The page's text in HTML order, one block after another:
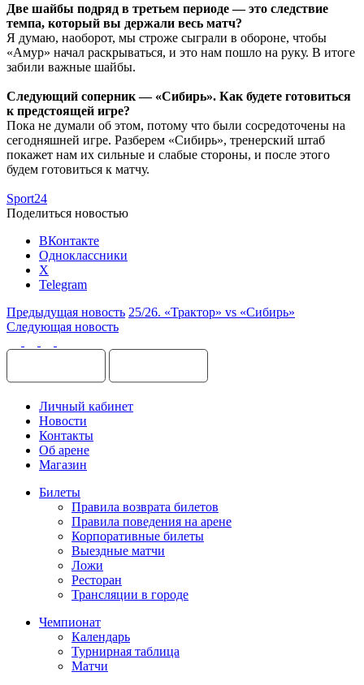
Две шайбы подряд в третьем периоде — это следствие
темпа, который вы держали весь матч?
Я думаю, наоборот, мы строже сыграли в обороне, чтобы
«Амур» начал раскрываться, и это нам пошло на руку. В итоге
забили важные шайбы.
Следующий соперник — «Сибирь». Как будете готовиться
к предстоящей игре?
Пока не думали об этом, потому что были сосредоточены на
сегодняшней игре. Разберем «Сибирь», тренерский штаб
покажет нам их сильные и слабые стороны, и после этого
будем готовиться к матчу.
Sport24
Поделиться новостью
ВКонтакте
Одноклассники
X
Telegram
Предыдущая новость 25/26. «Трактор» vs «Сибирь»
Следующая новость
Личный кабинет
Новости
Контакты
Об арене
Магазин
Билеты
Правила возврата билетов
Правила поведения на арене
Корпоративные билеты
Выездные матчи
Ложи
Ресторан
Трансляции в городе
Чемпионат
Календарь
Турнирная таблица
Матчи